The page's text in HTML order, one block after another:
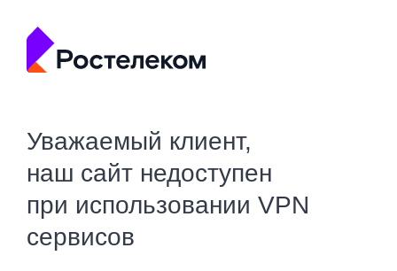
Уважаемый клиент,
наш сайт недоступен
при использовании VPN
сервисов